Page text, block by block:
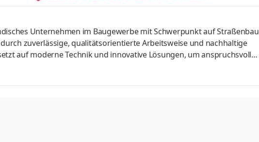
Unternehmen im Baugewerbe mit Schwerpunkt auf Straßenbau
zuverlässige, qualitätsorientierte Arbeitsweise und nachhaltige
auf moderne Technik und innovative Lösungen, um anspruchsvolle
umzusetzen. Dabei legen wir großen Wert auf Sicherheit,
Mitarbeitenden.Wenn Sie eine abwechslungsreiche Tätigkeit im
Umfeld legen, sind Sie bei uns genau richtig. Wir bieten Ihnen die